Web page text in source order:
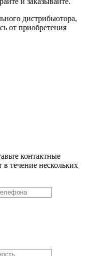
дистрибьютора,
от приобретения
контактные
течение нескольких